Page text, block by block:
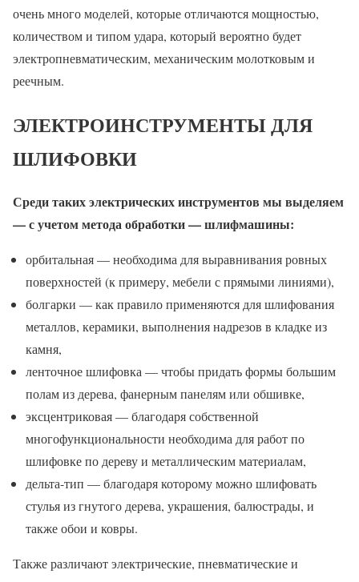
очень много моделей, которые отличаются мощностью,
количеством и типом удара, который вероятно будет
электропневматическим, механическим молотковым и
реечным.
ЭЛЕКТРОИНСТРУМЕНТЫ ДЛЯ
ШЛИФОВКИ
Среди таких электрических инструментов мы выделяем
— с учетом метода обработки — шлифмашины:
орбитальная — необходима для выравнивания ровных
поверхностей (к примеру, мебели с прямыми линиями),
болгарки — как правило применяются для шлифования
металлов, керамики, выполнения надрезов в кладке из
камня,
ленточное шлифовка — чтобы придать формы большим
полам из дерева, фанерным панелям или обшивке,
эксцентриковая — благодаря собственной
многофункциональности необходима для работ по
шлифовке по дереву и металлическим материалам,
дельта-тип — благодаря которому можно шлифовать
стулья из гнутого дерева, украшения, балюстрады, и
также обои и ковры.
Также различают электрические, пневматические и